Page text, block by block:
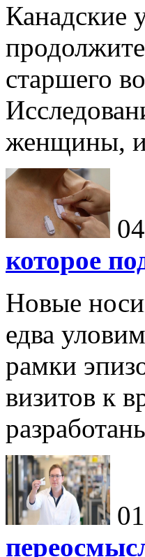
Канадские
старшего
женщины, и
которое
Новые
едва
рамки
визитов к